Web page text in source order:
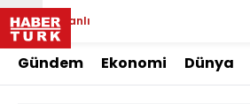
Canlı
Gündem Ekonomi Dünya